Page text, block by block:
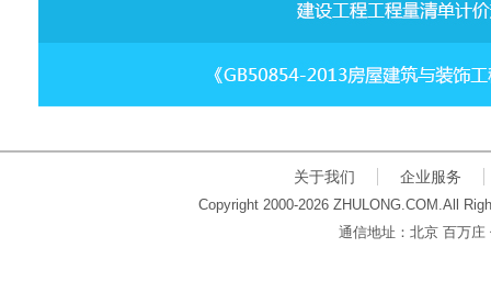
关于我们 企业服务
Copyright 2000-2026 ZHULONG.COM.All
通信地址：北京 百万